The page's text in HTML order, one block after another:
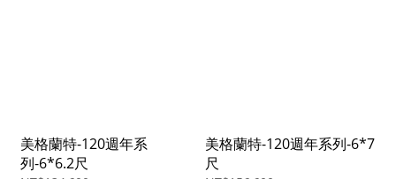
美格蘭特-120週年系
列-6*6.2尺
美格蘭特-120週年系列-6*7
尺